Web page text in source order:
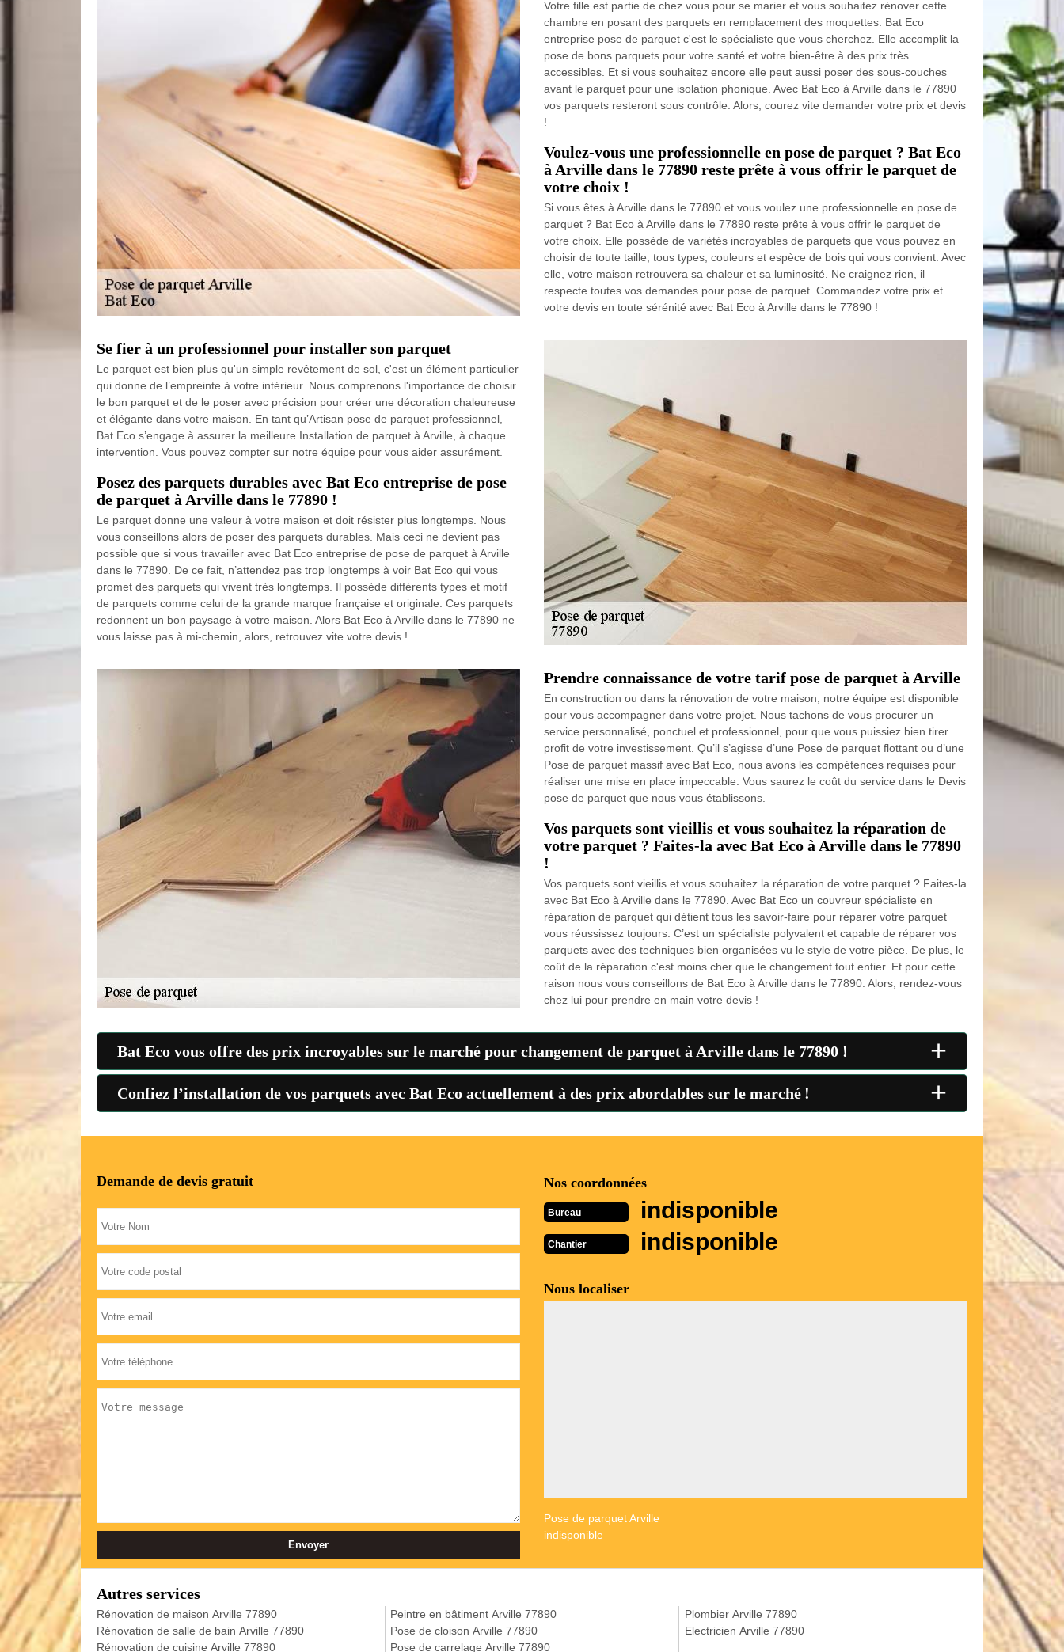
Votre fille est partie de chez vous pour se marier et vous souhaitez rénover cette
chambre en posant des parquets en remplacement des moquettes. Bat Eco
entreprise pose de parquet c'est le spécialiste que vous cherchez. Elle accomplit la
pose de bons parquets pour votre santé et votre bien-être à des prix très
accessibles. Et si vous souhaitez encore elle peut aussi poser des sous-couches
avant le parquet pour une isolation phonique. Avec Bat Eco à Arville dans le 77890
vos parquets resteront sous contrôle. Alors, courez vite demander votre prix et devis
!
Voulez-vous une professionnelle en pose de parquet ? Bat Eco
à Arville dans le 77890 reste prête à vous offrir le parquet de
votre choix !
Si vous êtes à Arville dans le 77890 et vous voulez une professionnelle en pose de
parquet ? Bat Eco à Arville dans le 77890 reste prête à vous offrir le parquet de
votre choix. Elle possède de variétés incroyables de parquets que vous pouvez en
choisir de toute taille, tous types, couleurs et espèce de bois qui vous convient. Avec
elle, votre maison retrouvera sa chaleur et sa luminosité. Ne craignez rien, il
respecte toutes vos demandes pour pose de parquet. Commandez votre prix et
votre devis en toute sérénité avec Bat Eco à Arville dans le 77890 !
Se fier à un professionnel pour installer son parquet
Le parquet est bien plus qu'un simple revêtement de sol, c'est un élément particulier
qui donne de l’empreinte à votre intérieur. Nous comprenons l'importance de choisir
le bon parquet et de le poser avec précision pour créer une décoration chaleureuse
et élégante dans votre maison. En tant qu’Artisan pose de parquet professionnel,
Bat Eco s’engage à assurer la meilleure Installation de parquet à Arville, à chaque
intervention. Vous pouvez compter sur notre équipe pour vous aider assurément.
Posez des parquets durables avec Bat Eco entreprise de pose
de parquet à Arville dans le 77890 !
Le parquet donne une valeur à votre maison et doit résister plus longtemps. Nous
vous conseillons alors de poser des parquets durables. Mais ceci ne devient pas
possible que si vous travailler avec Bat Eco entreprise de pose de parquet à Arville
dans le 77890. De ce fait, n’attendez pas trop longtemps à voir Bat Eco qui vous
promet des parquets qui vivent très longtemps. Il possède différents types et motif
de parquets comme celui de la grande marque française et originale. Ces parquets
redonnent un bon paysage à votre maison. Alors Bat Eco à Arville dans le 77890 ne
vous laisse pas à mi-chemin, alors, retrouvez vite votre devis !
Prendre connaissance de votre tarif pose de parquet à Arville
En construction ou dans la rénovation de votre maison, notre équipe est disponible
pour vous accompagner dans votre projet. Nous tachons de vous procurer un
service personnalisé, ponctuel et professionnel, pour que vous puissiez bien tirer
profit de votre investissement. Qu’il s’agisse d’une Pose de parquet flottant ou d’une
Pose de parquet massif avec Bat Eco, nous avons les compétences requises pour
réaliser une mise en place impeccable. Vous saurez le coût du service dans le Devis
pose de parquet que nous vous établissons.
Vos parquets sont vieillis et vous souhaitez la réparation de
votre parquet ? Faites-la avec Bat Eco à Arville dans le 77890
!
Vos parquets sont vieillis et vous souhaitez la réparation de votre parquet ? Faites-la
avec Bat Eco à Arville dans le 77890. Avec Bat Eco un couvreur spécialiste en
réparation de parquet qui détient tous les savoir-faire pour réparer votre parquet
vous réussissez toujours. C’est un spécialiste polyvalent et capable de réparer vos
parquets avec des techniques bien organisées vu le style de votre pièce. De plus, le
coût de la réparation c'est moins cher que le changement tout entier. Et pour cette
raison nous vous conseillons de Bat Eco à Arville dans le 77890. Alors, rendez-vous
chez lui pour prendre en main votre devis !
Bat Eco vous offre des prix incroyables sur le marché pour changement de parquet à Arville dans le 77890 ! +
Confiez l’installation de vos parquets avec Bat Eco actuellement à des prix abordables sur le marché ! +
Demande de devis gratuit Nos coordonnées
Bureau indisponible
Chantier indisponible
Nous localiser
Pose de parquet Arville
indisponible
Autres services
Rénovation de maison Arville 77890
Rénovation de salle de bain Arville 77890
Rénovation de cuisine Arville 77890
Peintre en bâtiment Arville 77890
Pose de cloison Arville 77890
Pose de carrelage Arville 77890
Plombier Arville 77890
Electricien Arville 77890